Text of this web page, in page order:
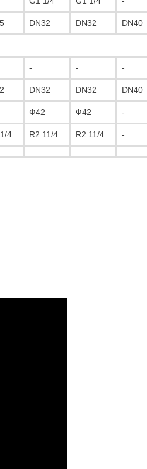
DN32 DN32 DN40
- - -
DN32 DN32 DN40
Ф42 Ф42 -
4 R2 11/4 R2 11/4 -